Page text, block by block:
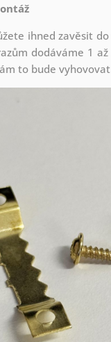
ihned zavěsit
dodáváme 1
to bude